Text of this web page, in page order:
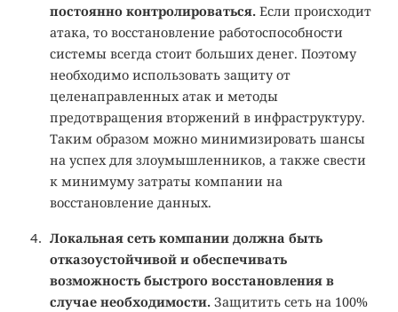
постоянно контролироваться. Если происходит
атака, то восстановление работоспособности
системы всегда стоит больших денег. Поэтому
необходимо использовать защиту от
целенаправленных атак и методы
предотвращения вторжений в инфраструктуру.
Таким образом можно минимизировать шансы
на успех для злоумышленников, а также свести
к минимуму затраты компании на
восстановление данных.
Локальная сеть компании должна быть
отказоустойчивой и обеспечивать
возможность быстрого восстановления в
случае необходимости. Защитить сеть на 100%